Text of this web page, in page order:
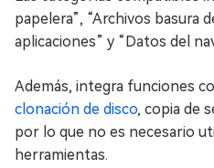
papelera”, “Archivos basura
aplicaciones” y “Datos del
Además, integra funciones
clonación de disco, copia de
por lo que no es necesario
herramientas.